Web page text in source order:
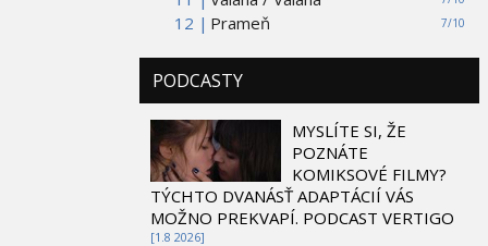
12 |
7/10
Prameň
PODCASTY
MYSLÍTE SI, ŽE
POZNÁTE
KOMIKSOVÉ FILMY?
TÝCHTO DVANÁSŤ ADAPTÁCIÍ VÁS
MOŽNO PREKVAPÍ. PODCAST VERTIGO
[1.8 2026]